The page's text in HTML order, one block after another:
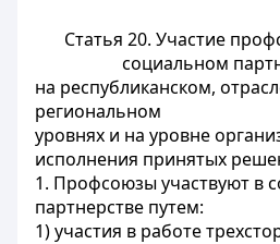
Статья 20. Участие
социальном
на республиканском,
региональном
уровнях и на уровне
исполнения принятых
1. Профсоюзы участвуют в
партнерстве путем:
1) участия в работе